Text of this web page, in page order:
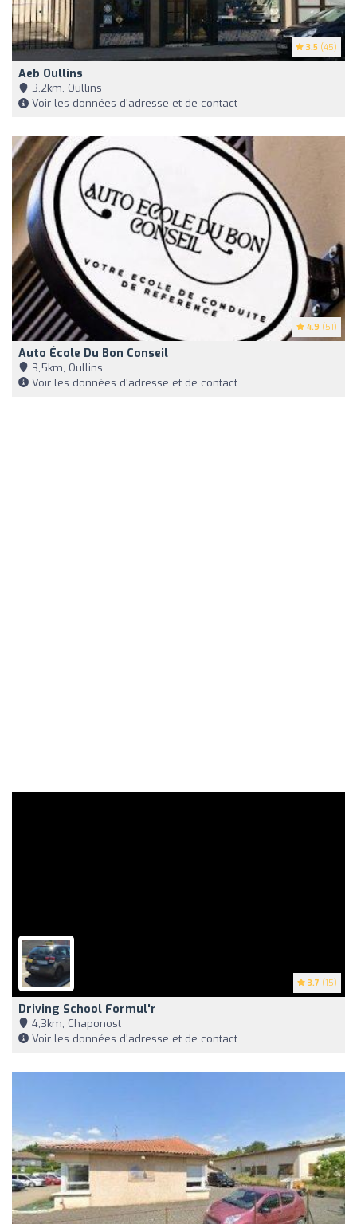
3.5 (45)
Aeb Oullins
3,2km, Oullins
Voir les données d'adresse et de contact
4.9 (51)
Auto École Du Bon Conseil
3,5km, Oullins
Voir les données d'adresse et de contact
3.7 (15)
Driving School Formul'r
4,3km, Chaponost
Voir les données d'adresse et de contact